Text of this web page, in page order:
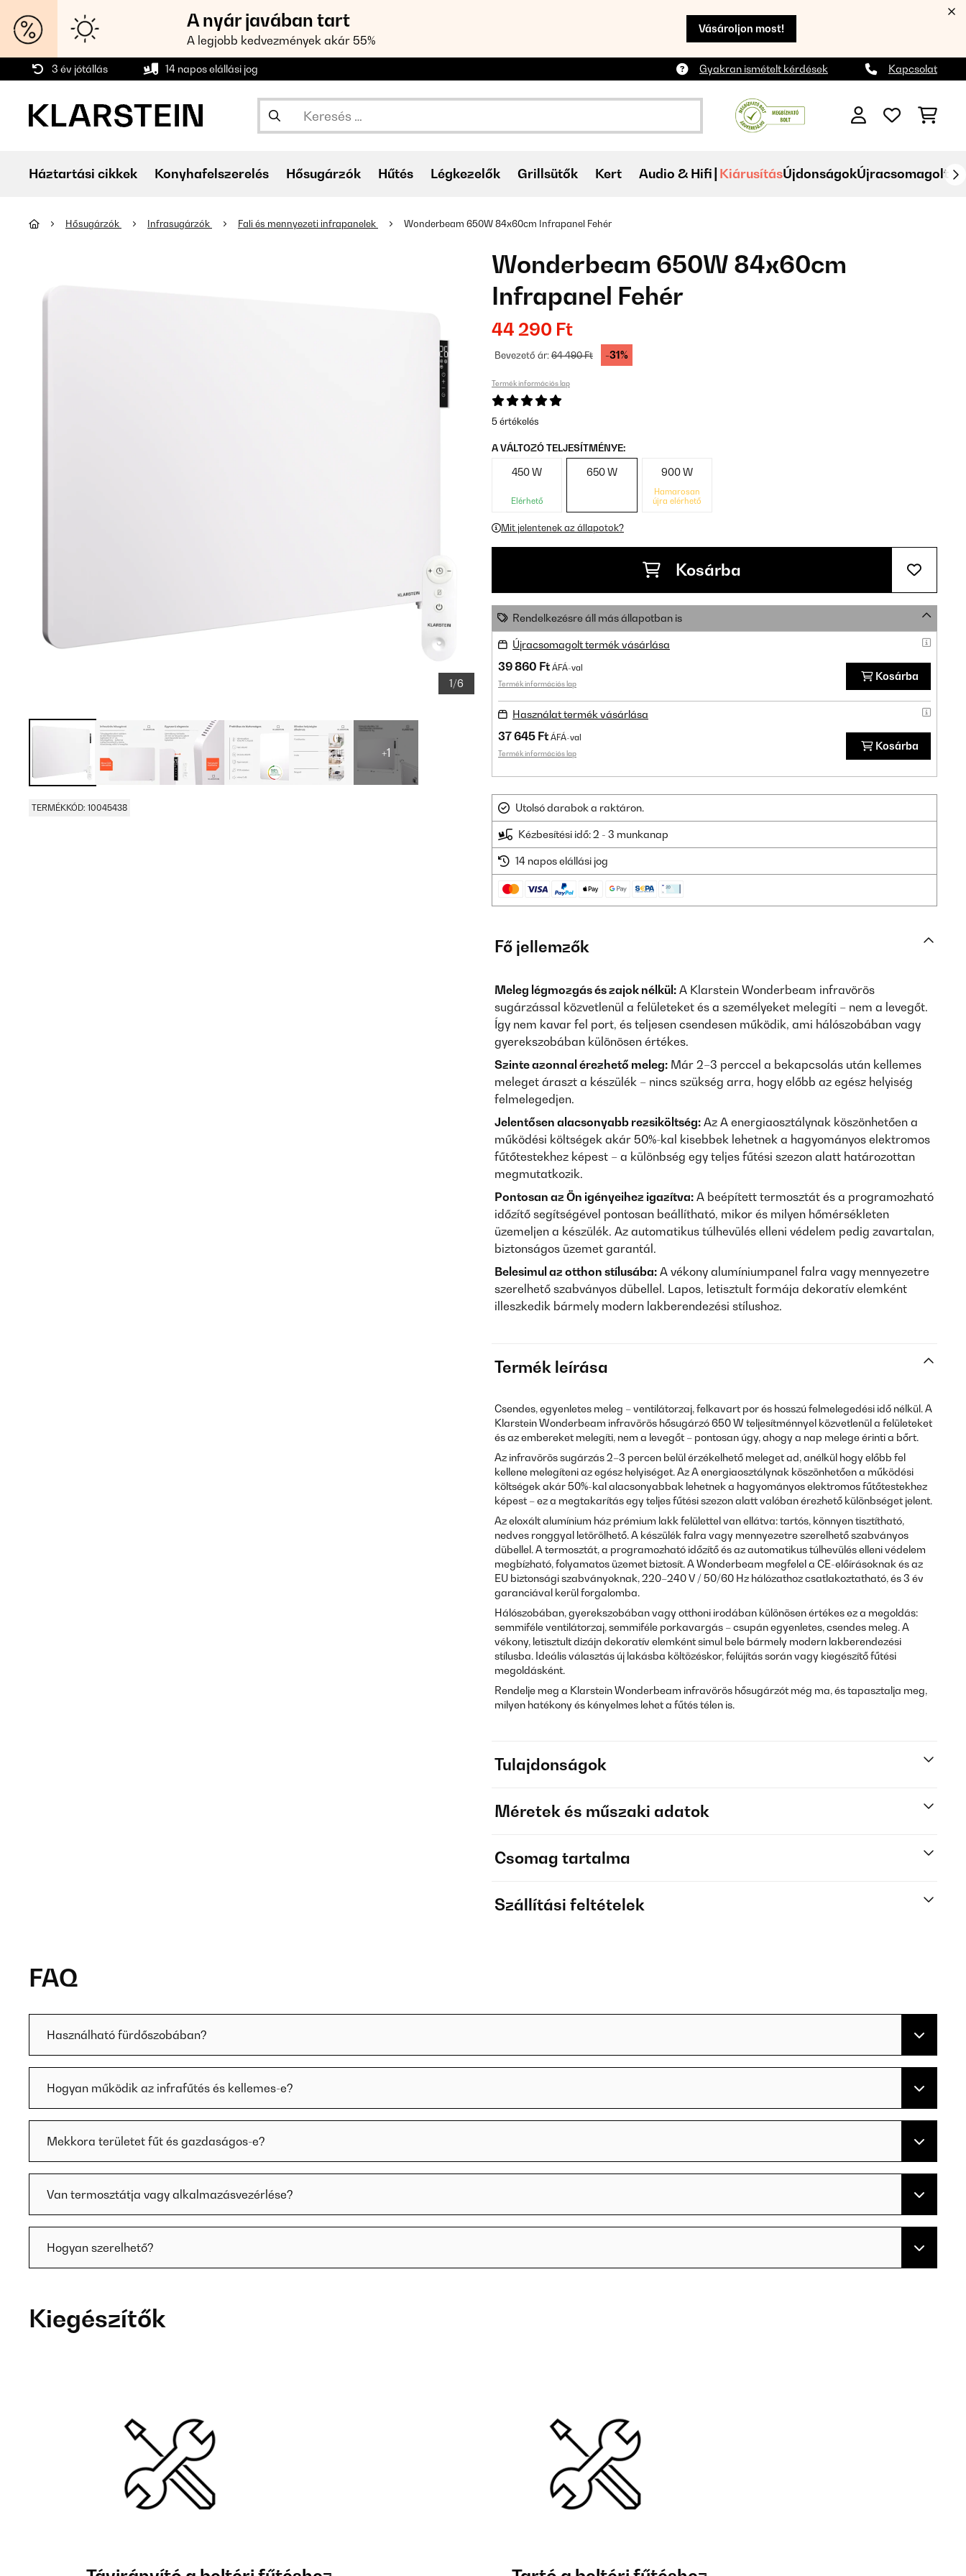
A nyár javában tart
A legjobb kedvezmények akár 55%
Vásároljon most!
3 év jótállás 14 napos elállási jog Gyakran ismételt kérdések Kapcsolat
Háztartási cikkek Konyhafelszerelés Hősugárzók Hűtés Légkezelők Grillsütők Kert Audio & Hifi KiárusításÚjdonságokÚjracsomagolt
Hősugárzók Infrasugárzók Fali és mennyezeti infrapanelek Wonderbeam 650W 84x60cm Infrapanel Fehér
1/6
+1
TERMÉKKÓD: 10045438
Wonderbeam 650W 84x60cm
Infrapanel Fehér
44 290 Ft
Bevezető ár:64 490 Ft -31%
Termék információs lap
5 értékelés
A VÁLTOZÓ TELJESÍTMÉNYE:
450 W
Elérhető
650 W 900 W
Hamarosan
újra elérhető
Mit jelentenek az állapotok?
Kosárba
Rendelkezésre áll más állapotban is
Újracsomagolt termék vásárlása
39 860 Ft ÁFÁ-val
Termék információs lap
Kosárba
Használat termék vásárlása
37 645 Ft ÁFÁ-val
Termék információs lap
Kosárba
Utolsó darabok a raktáron.
Kézbesítési idő: 2 - 3 munkanap
14 napos elállási jog
Fő jellemzők
Meleg légmozgás és zajok nélkül: A Klarstein Wonderbeam infravörös
sugárzással közvetlenül a felületeket és a személyeket melegíti – nem a levegőt.
Így nem kavar fel port, és teljesen csendesen működik, ami hálószobában vagy
gyerekszobában különösen értékes.
Szinte azonnal érezhető meleg: Már 2–3 perccel a bekapcsolás után kellemes
meleget áraszt a készülék – nincs szükség arra, hogy előbb az egész helyiség
felmelegedjen.
Jelentősen alacsonyabb rezsiköltség: Az A energiaosztálynak köszönhetően a
működési költségek akár 50%-kal kisebbek lehetnek a hagyományos elektromos
fűtőtestekhez képest – a különbség egy teljes fűtési szezon alatt határozottan
megmutatkozik.
Pontosan az Ön igényeihez igazítva: A beépített termosztát és a programozható
időzítő segítségével pontosan beállítható, mikor és milyen hőmérsékleten
üzemeljen a készülék. Az automatikus túlhevülés elleni védelem pedig zavartalan,
biztonságos üzemet garantál.
Belesimul az otthon stílusába: A vékony alumíniumpanel falra vagy mennyezetre
szerelhető szabványos dübellel. Lapos, letisztult formája dekoratív elemként
illeszkedik bármely modern lakberendezési stílushoz.
Termék leírása
Csendes, egyenletes meleg – ventilátorzaj, felkavart por és hosszú felmelegedési idő nélkül. A
Klarstein Wonderbeam infravörös hősugárzó 650 W teljesítménnyel közvetlenül a felületeket
és az embereket melegíti, nem a levegőt – pontosan úgy, ahogy a nap melege érinti a bőrt.
Az infravörös sugárzás 2–3 percen belül érzékelhető meleget ad, anélkül hogy előbb fel
kellene melegíteni az egész helyiséget. Az A energiaosztálynak köszönhetően a működési
költségek akár 50%-kal alacsonyabbak lehetnek a hagyományos elektromos fűtőtestekhez
képest – ez a megtakarítás egy teljes fűtési szezon alatt valóban érezhető különbséget jelent.
Az eloxált alumínium ház prémium lakk felülettel van ellátva: tartós, könnyen tisztítható,
nedves ronggyal letörölhető. A készülék falra vagy mennyezetre szerelhető szabványos
dübellel. A termosztát, a programozható időzítő és az automatikus túlhevülés elleni védelem
megbízható, folyamatos üzemet biztosít. A Wonderbeam megfelel a CE-előírásoknak és az
EU biztonsági szabványoknak, 220–240 V / 50/60 Hz hálózathoz csatlakoztatható, és 3 év
garanciával kerül forgalomba.
Hálószobában, gyerekszobában vagy otthoni irodában különösen értékes ez a megoldás:
semmiféle ventilátorzaj, semmiféle porkavargás – csupán egyenletes, csendes meleg. A
vékony, letisztult dizájn dekoratív elemként simul bele bármely modern lakberendezési
stílusba. Ideális választás új lakásba költözéskor, felújítás során vagy kiegészítő fűtési
megoldásként.
Rendelje meg a Klarstein Wonderbeam infravörös hősugárzót még ma, és tapasztalja meg,
milyen hatékony és kényelmes lehet a fűtés télen is.
Tulajdonságok
Méretek és műszaki adatok
Csomag tartalma
Szállítási feltételek
FAQ
Használható fürdőszobában?
Hogyan működik az infrafűtés és kellemes-e?
Mekkora területet fűt és gazdaságos-e?
Van termosztátja vagy alkalmazásvezérlése?
Hogyan szerelhető?
Kiegészítők